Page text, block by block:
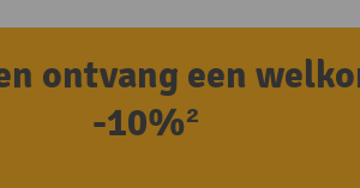
ontvang een
-10%²